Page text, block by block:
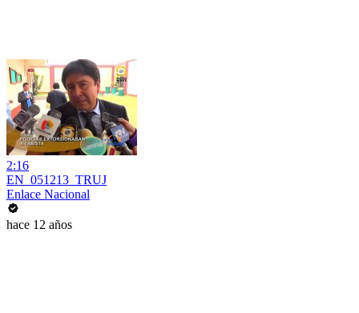
2:16
EN_051213_TRUJ
Enlace Nacional
hace 12 años